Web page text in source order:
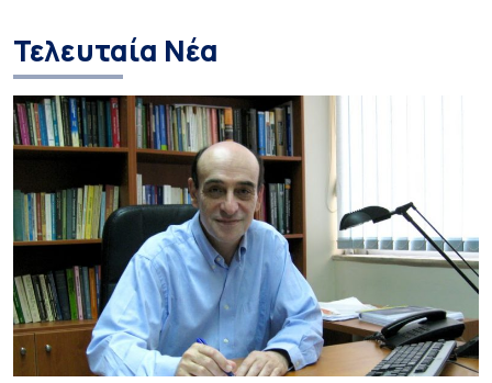
Τελευταία Νέα